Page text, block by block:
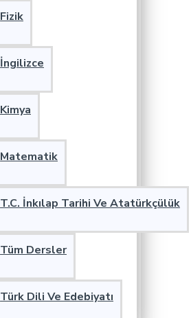
Fizik
İngilizce
Kimya
Matematik
T.C. İnkılap Tarihi Ve Atatürkçülük
Tüm Dersler
Türk Dili Ve Edebiyatı